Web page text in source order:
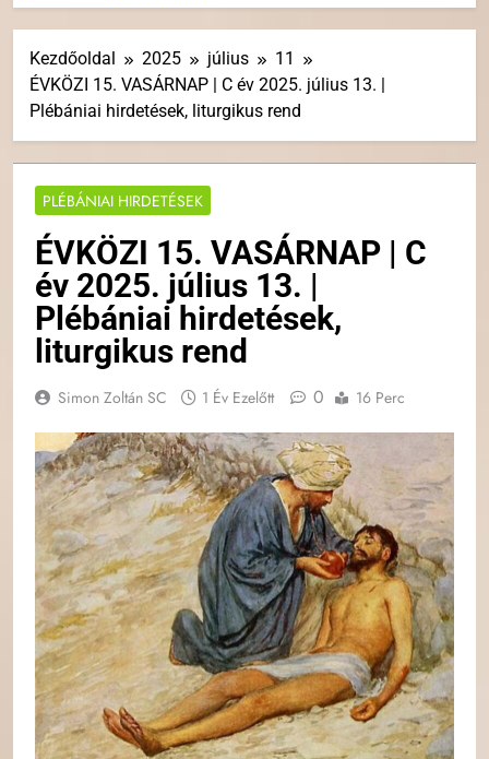
Kezdőoldal 2025 július
11
ÉVKÖZI 15. VASÁRNAP | C év 2025. július 13. |
Plébániai hirdetések, liturgikus rend
PLÉBÁNIAI HIRDETÉSEK
ÉVKÖZI 15. VASÁRNAP | C
év 2025. július 13. |
Plébániai hirdetések,
liturgikus rend
Simon Zoltán SC 1 Év Ezelőtt 0 16 Perc